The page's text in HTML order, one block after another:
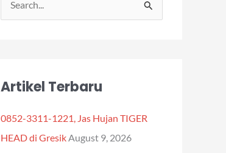
c
f
o
Artikel Terbaru
0852-3311-1221, Jas Hujan TIGER
HEAD di GresikAugust 9, 2026